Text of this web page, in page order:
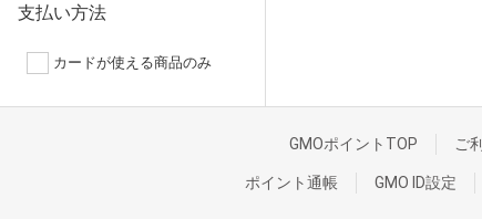
支払い方法
カードが使える商品のみ
GMOポイントTOP ご
ポイント通帳 GMO ID設定